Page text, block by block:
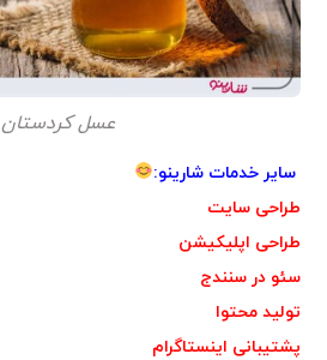
عسل کردستان
سایر خدمات شارینو:
طراحی سایت
طراحی اپلیکیشن
سئو در سنندج
تولید محتوا
پشتیبانی اینستاگرام